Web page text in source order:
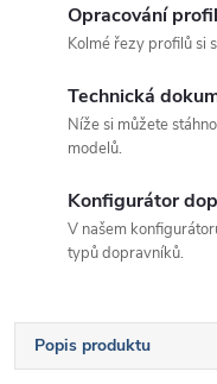
Opracování
Kolmé řezy profilů si
Technická
Níže si můžete
modelů.
Konfigurátor
V našem
typů dopravníků.
Popis produktu